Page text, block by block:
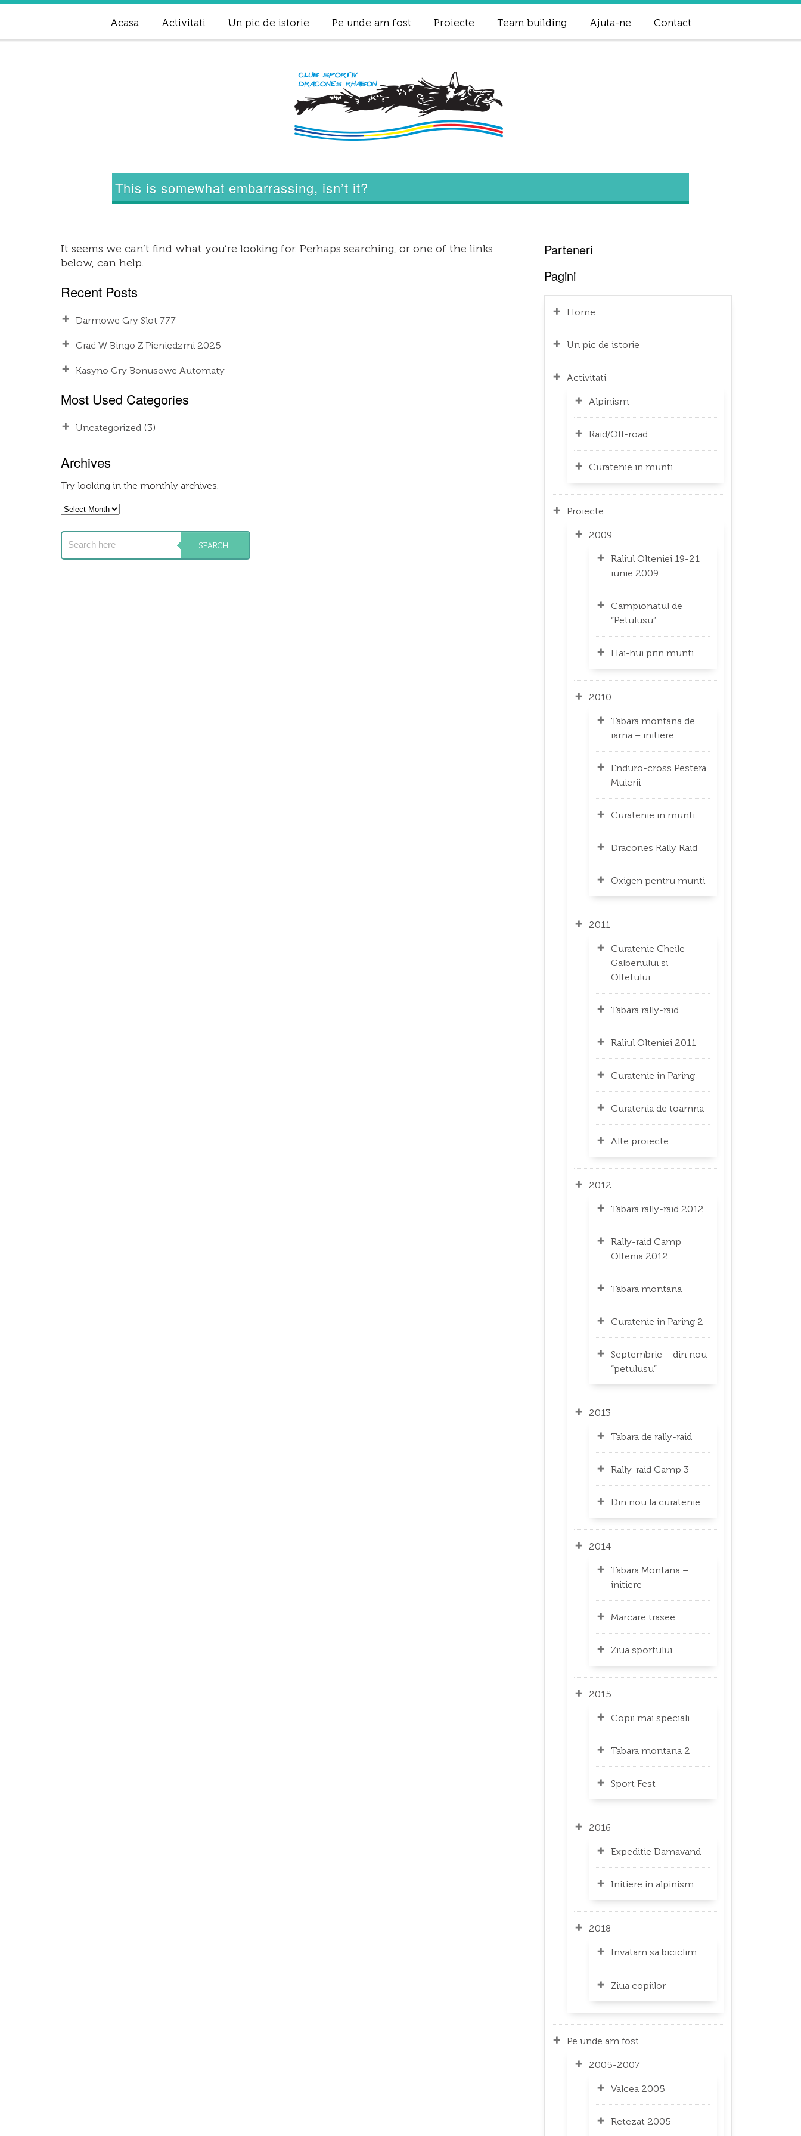
Acasa Activitati Un pic de istorie Pe unde am fost Proiecte Team building Ajuta-ne Contact
This is somewhat embarrassing, isn’t it?
It seems we can’t find what you’re looking for. Perhaps searching, or one of the links
below, can help.
Recent Posts
Darmowe Gry Slot 777
Grać W Bingo Z Pieniędzmi 2025
Kasyno Gry Bonusowe Automaty
Most Used Categories
Uncategorized (3)
Archives
Try looking in the monthly archives.
Archives
Parteneri
Pagini
Home
Un pic de istorie
Activitati
Alpinism
Raid/Off-road
Curatenie in munti
Proiecte
2009
Raliul Olteniei 19-21
iunie 2009
Campionatul de
“Petulusu”
Hai-hui prin munti
2010
Tabara montana de
iarna – initiere
Enduro-cross Pestera
Muierii
Curatenie in munti
Dracones Rally Raid
Oxigen pentru munti
2011
Curatenie Cheile
Galbenului si
Oltetului
Tabara rally-raid
Raliul Olteniei 2011
Curatenie in Paring
Curatenia de toamna
Alte proiecte
2012
Tabara rally-raid 2012
Rally-raid Camp
Oltenia 2012
Tabara montana
Curatenie in Paring 2
Septembrie – din nou
“petulusu”
2013
Tabara de rally-raid
Rally-raid Camp 3
Din nou la curatenie
2014
Tabara Montana –
initiere
Marcare trasee
Ziua sportului
2015
Copii mai speciali
Tabara montana 2
Sport Fest
2016
Expeditie Damavand
Initiere in alpinism
2018
Invatam sa biciclim
Ziua copiilor
Pe unde am fost
2005-2007
Valcea 2005
Retezat 2005